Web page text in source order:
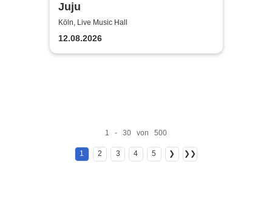
Juju
Köln, Live Music Hall
12.08.2026
1 - 30 von 500
1 2 3 4 5 ❯ ❯❯